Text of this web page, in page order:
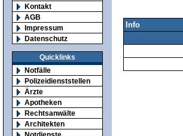
Kontakt
AGB
Impressum
Datenschutz
Quicklinks
Notfälle
Polizeidienststellen
Ärzte
Apotheken
Rechtsanwälte
Architekten
Notdienste
Info